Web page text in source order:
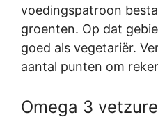
voedingspatroon
groenten. Op dat
goed als vegetariër.
aantal punten om
Omega 3